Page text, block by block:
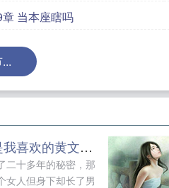
当本座瞎吗
邻居妹妹竟是我喜欢的黄文写手GL futa
二十多年的秘密，那
女人但身下却长了男